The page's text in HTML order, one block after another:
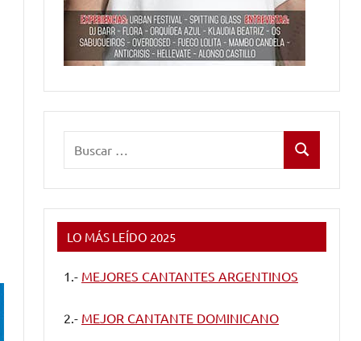
Buscar
LO MÁS LEÍDO 2025
1.- MEJORES CANTANTES ARGENTINOS
2.- MEJOR CANTANTE DOMINICANO